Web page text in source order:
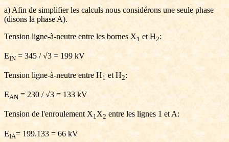
a) Afin de simplifier les calculs nous considérons une seule phase
(disons la phase A).
Tension ligne-à-neutre entre les bornes X1 et H2:
EIN = 345 / √3 = 199 kV
Tension ligne-à-neutre entre H1 et H2:
EAN = 230 /√3 = 133 kV
Tension de l'enroulement X1X2 entre les lignes 1 et A:
EIA= 199.133 = 66 kV